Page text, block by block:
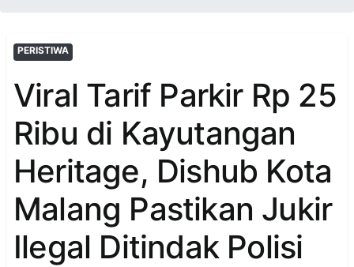
PERISTIWA
Viral Tarif Parkir Rp 25
Ribu di Kayutangan
Heritage, Dishub Kota
Malang Pastikan Jukir
Ilegal Ditindak Polisi